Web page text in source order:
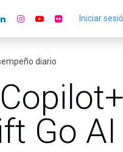
Iniciar
diario
Go